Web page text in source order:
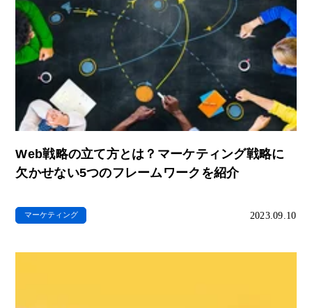
Web戦略の立て方とは？マーケティング戦略に
欠かせない5つのフレームワークを紹介
マーケティング 2023.09.10